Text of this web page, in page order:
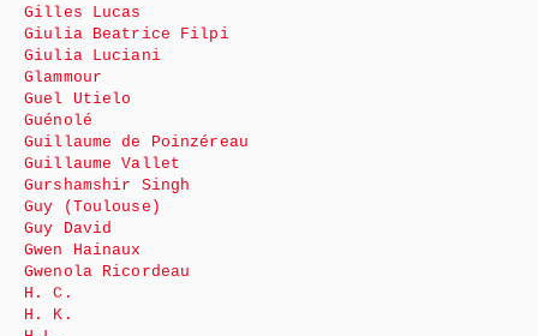
Gilles Lucas
Giulia Beatrice Filpi
Giulia Luciani
Glammour
Guel Utielo
Guénolé
Guillaume de Poinzéreau
Guillaume Vallet
Gurshamshir Singh
Guy (Toulouse)
Guy David
Gwen Hainaux
Gwenola Ricordeau
H. C.
H. K.